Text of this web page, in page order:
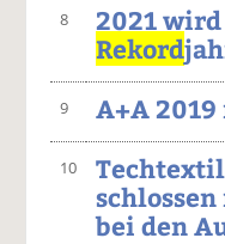
8
2021
Rekord
9 A+A
10
Techtextil
bei den